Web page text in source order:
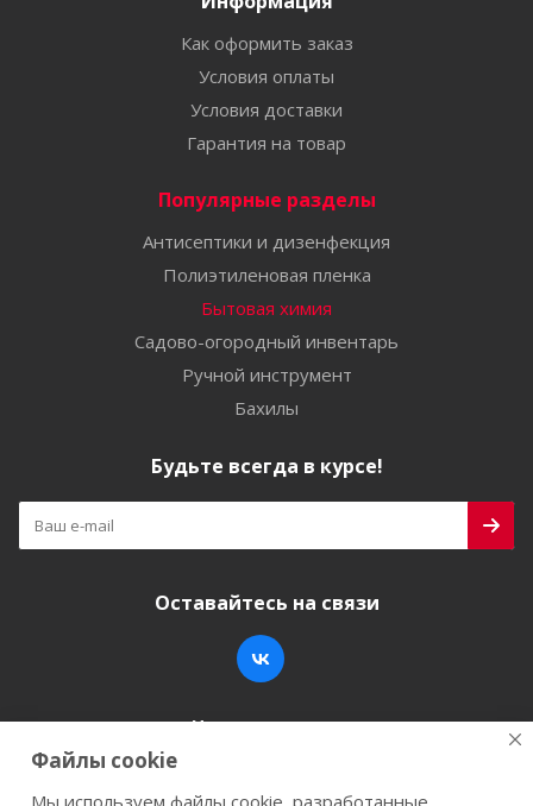
Как оформить заказ
Условия оплаты
Условия доставки
Гарантия на товар
Популярные разделы
Антисептики и дизенфекция
Полиэтиленовая пленка
Бытовая химия
Садово-огородный инвентарь
Ручной инструмент
Бахилы
Будьте всегда в курсе!
Оставайтесь на связи
Наши контакты
+7 (846) 200-05-15
Файлы cookie
Мы используем файлы cookie, разработанные